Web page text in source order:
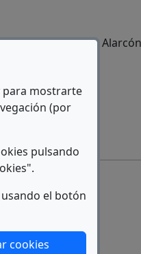
para mostrarte
(por
pulsando
el botón
cookies
C/ Castillo de
nueva ventana)